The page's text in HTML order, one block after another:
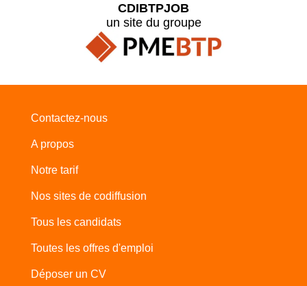
CDIBTPJOB
un site du groupe
Contactez-nous
A propos
Notre tarif
Nos sites de codiffusion
Tous les candidats
Toutes les offres d'emploi
Déposer un CV